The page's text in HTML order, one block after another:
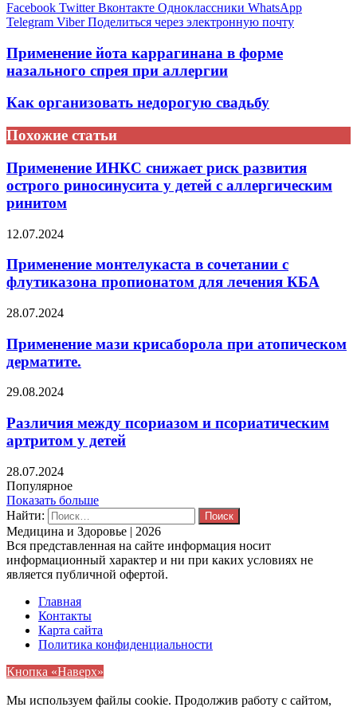
Facebook Twitter Вконтакте Одноклассники WhatsApp
Telegram Viber Поделиться через электронную почту
Применение йота каррагинана в форме
назального спрея при аллергии
Как организовать недорогую свадьбу
Похожие статьи
Применение ИНКС снижает риск развития
острого риносинусита у детей с аллергическим
ринитом
12.07.2024
Применение монтелукаста в сочетании с
флутиказона пропионатом для лечения КБА
28.07.2024
Применение мази крисаборола при атопическом
дерматите.
29.08.2024
Различия между псориазом и псориатическим
артритом у детей
28.07.2024
Популярное
Показать больше
Найти:
Медицина и Здоровье | 2026
Вся представленная на сайте информация носит
информационный характер и ни при каких условиях не
является публичной офертой.
Главная
Контакты
Карта сайта
Политика конфиденциальности
Кнопка «Наверх»
Мы используем файлы cookie. Продолжив работу с сайтом,